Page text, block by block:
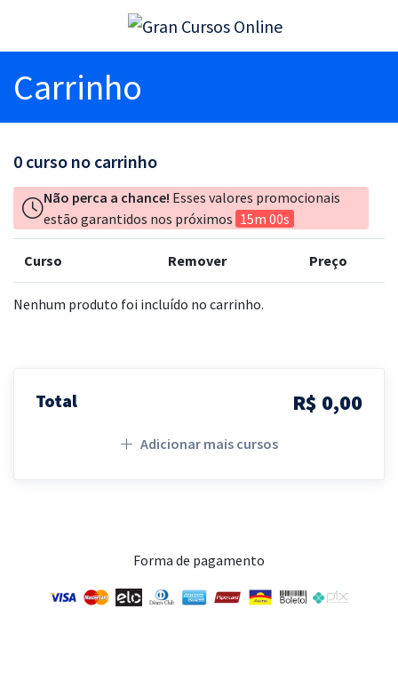
Carrinho
0 curso no carrinho
Não perca a chance! Esses valores promocionais
estão garantidos nos próximos 15m 00s
Curso Remover Preço
Nenhum produto foi incluído no carrinho.
Total R$ 0,00
Adicionar mais cursos
Forma de pagamento